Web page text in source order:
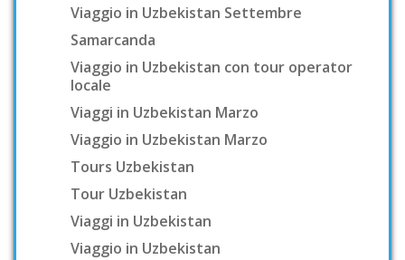
Viaggio in Uzbekistan Settembre
Samarcanda
Viaggio in Uzbekistan con tour operator
locale
Viaggi in Uzbekistan Marzo
Viaggio in Uzbekistan Marzo
Tours Uzbekistan
Tour Uzbekistan
Viaggi in Uzbekistan
Viaggio in Uzbekistan